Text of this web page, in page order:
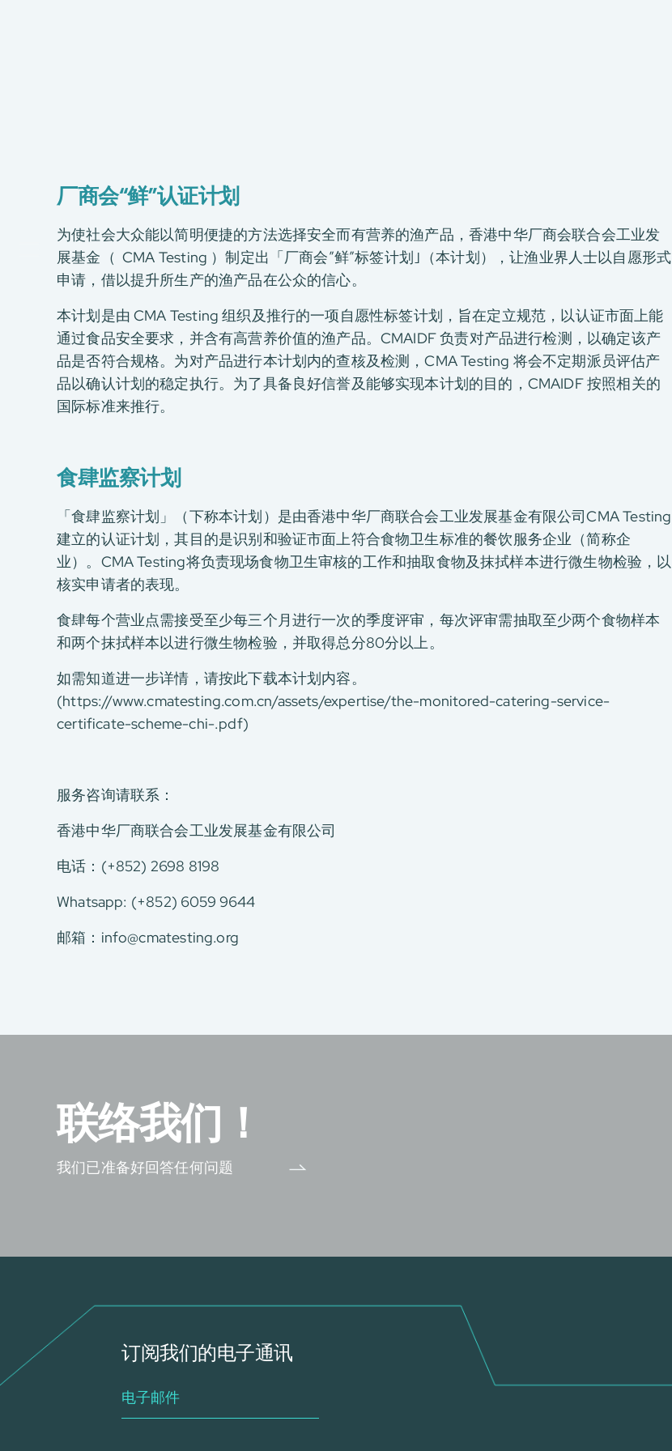
绿色环保服务
工厂服务
认证与评价服务
CMA+
最新消息
环球支援
联络我们
E-Port
服务申请
工厂服务预约
厂商会“鲜”认证计划
为使社会大众能以简明便捷的方法选择安全而有营养的渔产品，香港中华厂商会联合会工业发
展基金（ CMA Testing ）制定出「厂商会”鲜”标签计划｣（本计划），让渔业界人士以自愿形式
申请，借以提升所生产的渔产品在公众的信心。
本计划是由 CMA Testing 组织及推行的一项自愿性标签计划，旨在定立规范，以认证市面上能
通过食品安全要求，并含有高营养价值的渔产品。CMAIDF 负责对产品进行检测，以确定该产
品是否符合规格。为对产品进行本计划内的查核及检测，CMA Testing 将会不定期派员评估产
品以确认计划的稳定执行。为了具备良好信誉及能够实现本计划的目的，CMAIDF 按照相关的
国际标准来推行。
食肆监察计划
「食肆监察计划」（下称本计划）是由香港中华厂商联合会工业发展基金有限公司CMA Testing
建立的认证计划，其目的是识别和验证市面上符合食物卫生标准的餐饮服务企业（简称企
业）。CMA Testing将负责现场食物卫生审核的工作和抽取食物及抹拭样本进行微生物检验，以
核实申请者的表现。
食肆每个营业点需接受至少每三个月进行一次的季度评审，每次评审需抽取至少两个食物样本
和两个抹拭样本以进行微生物检验，并取得总分80分以上。
如需知道进一步详情，请按此下载本计划内容。
(https://www.cmatesting.com.cn/assets/expertise/the-monitored-catering-service-
certificate-scheme-chi-.pdf)
服务咨询请联系：
香港中华厂商联合会工业发展基金有限公司
电话：(+852) 2698 8198
Whatsapp: (+852) 6059 9644
邮箱： info@cmatesting.org
联络我们！
我们已准备好回答任何问题
订阅我们的电子通讯